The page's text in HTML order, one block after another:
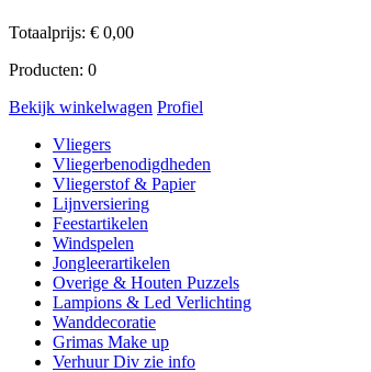
Totaalprijs: € 0,00
Producten: 0
Bekijk winkelwagen Profiel
Vliegers
Vliegerbenodigdheden
Vliegerstof & Papier
Lijnversiering
Feestartikelen
Windspelen
Jongleerartikelen
Overige & Houten Puzzels
Lampions & Led Verlichting
Wanddecoratie
Grimas Make up
Verhuur Div zie info